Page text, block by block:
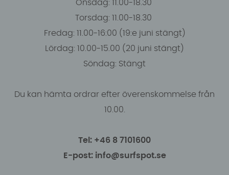
Onsdag: 11.00-18.30
Torsdag: 11.00-18.30
Fredag: 11.00-16:00 (19:e juni stängt)
Lördag: 10.00-15.00 (20 juni stängt)
Söndag: Stängt
Du kan hämta ordrar efter överenskommelse från
10.00.
Tel: +46 8 7101600
E-post: info@surfspot.se